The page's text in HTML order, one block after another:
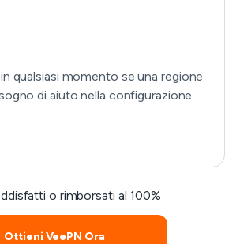
qualsiasi momento se una regione
di aiuto nella configurazione.
o rimborsati al 100%
Ottieni VeePN Ora